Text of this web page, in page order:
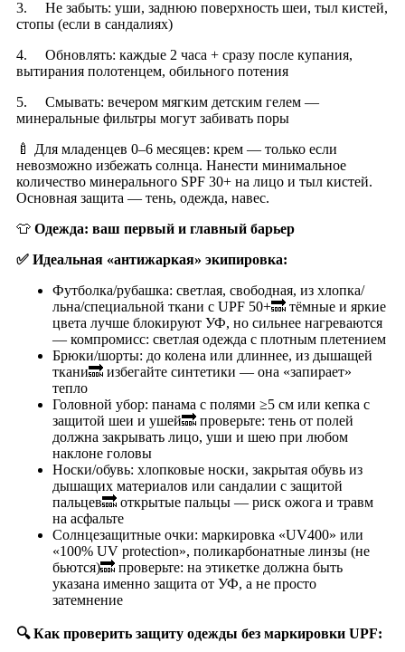
3. Не забыть: уши, заднюю поверхность шеи, тыл кистей,
стопы (если в сандалиях)
4. Обновлять: каждые 2 часа + сразу после купания,
вытирания полотенцем, обильного потения
5. Смывать: вечером мягким детским гелем —
минеральные фильтры могут забивать поры
🍼 Для младенцев 0–6 месяцев: крем — только если
невозможно избежать солнца. Нанести минимальное
количество минерального SPF 30+ на лицо и тыл кистей.
Основная защита — тень, одежда, навес.
👕 Одежда: ваш первый и главный барьер
✅ Идеальная «антижаркая» экипировка:
Футболка/рубашка: светлая, свободная, из хлопка/
льна/специальной ткани с UPF 50+🔜 тёмные и яркие
цвета лучше блокируют УФ, но сильнее нагреваются
— компромисс: светлая одежда с плотным плетением
Брюки/шорты: до колена или длиннее, из дышащей
ткани🔜 избегайте синтетики — она «запирает»
тепло
Головной убор: панама с полями ≥5 см или кепка с
защитой шеи и ушей🔜 проверьте: тень от полей
должна закрывать лицо, уши и шею при любом
наклоне головы
Носки/обувь: хлопковые носки, закрытая обувь из
дышащих материалов или сандалии с защитой
пальцев🔜 открытые пальцы — риск ожога и травм
на асфальте
Солнцезащитные очки: маркировка «UV400» или
«100% UV protection», поликарбонатные линзы (не
бьются)🔜 проверьте: на этикетке должна быть
указана именно защита от УФ, а не просто
затемнение
🔍 Как проверить защиту одежды без маркировки UPF: